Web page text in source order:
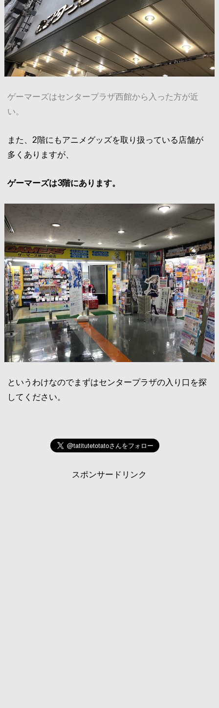
ゲーマーズはセンタープラザ西館から入った方が近
い。
また、2階にもアニメグッズを取り扱っている店舗が
多くありますが、
ゲーマーズは3階にあります。
というわけなのでまずはセンタープラザの入り口を探
してください。
スポンサードリンク